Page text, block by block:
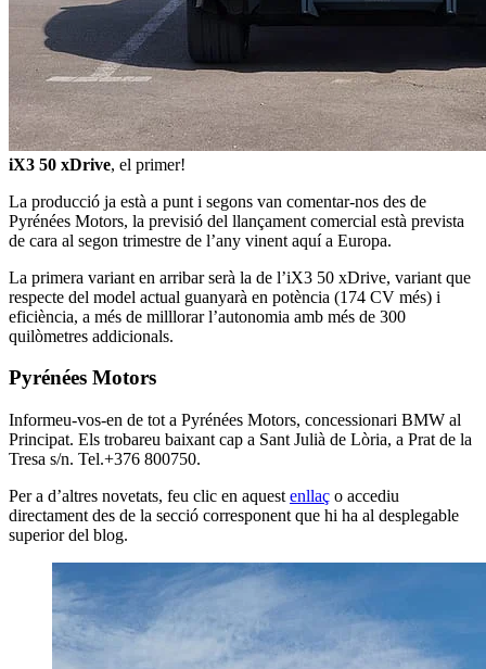
iX3 50 xDrive, el primer!
La producció ja està a punt i segons van comentar-nos des de
Pyrénées Motors, la previsió del llançament comercial està prevista
de cara al segon trimestre de l’any vinent aquí a Europa.
La primera variant en arribar serà la de l’iX3 50 xDrive, variant que
respecte del model actual guanyarà en potència (174 CV més) i
eficiència, a més de milllorar l’autonomia amb més de 300
quilòmetres addicionals.
Pyrénées Motors
Informeu-vos-en de tot a Pyrénées Motors, concessionari BMW al
Principat. Els trobareu baixant cap a Sant Julià de Lòria, a Prat de la
Tresa s/n. Tel.+376 800750.
Per a d’altres novetats, feu clic en aquest enllaç o accediu
directament des de la secció corresponent que hi ha al desplegable
superior del blog.